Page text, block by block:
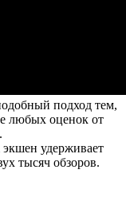
подход тем,
любых оценок от
удерживает
тысяч обзоров.